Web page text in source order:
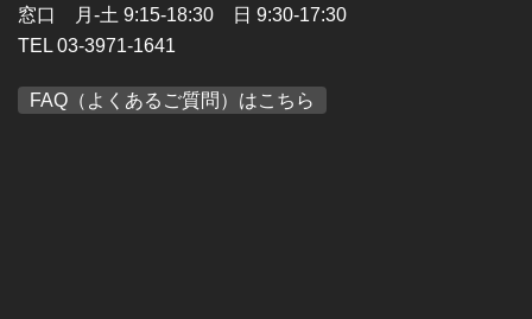
窓口 月-土 9:15-18:30 日 9:30-17:30
TEL 03-3971-1641
FAQ（よくあるご質問）はこちら